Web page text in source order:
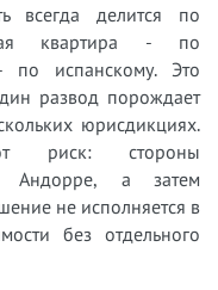
всегда делится по
квартира - по
по испанскому. Это
развод порождает
юрисдикциях.
риск: стороны
Андорре, а затем
не исполняется в
без отдельного